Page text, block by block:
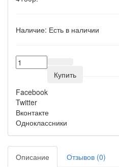
Наличие: Есть в наличии
Купить
Facebook
Twitter
Вконтакте
Одноклассники
Описание
Отзывов (0)